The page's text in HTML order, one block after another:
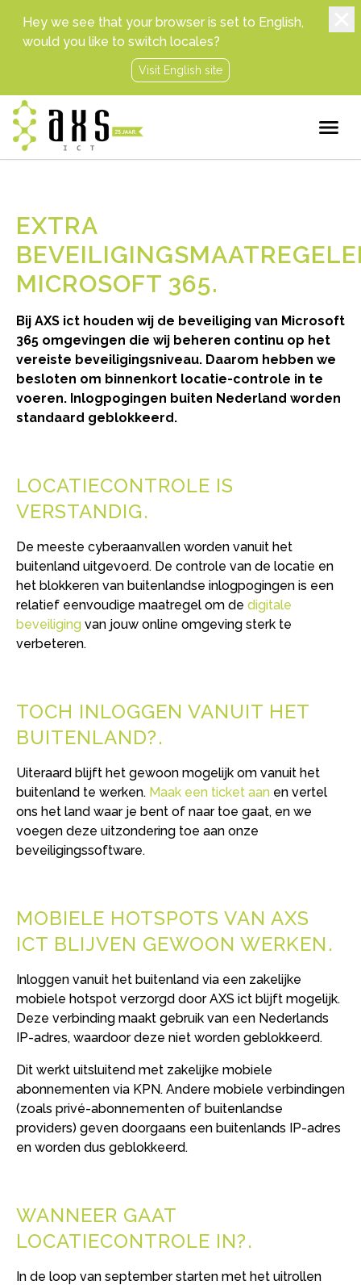
Hey we see that your browser is set to English,
would you like to switch locales?
Visit English site
EXTRA
MICROSOFT 365
Bij AXS ict houden wij de beveiliging van Microsoft
365 omgevingen die wij beheren continu op het
vereiste beveiligingsniveau. Daarom hebben we
besloten om binnenkort locatie-controle in te
voeren. Inlogpogingen buiten Nederland worden
standaard geblokkeerd.
LOCATIECONTROLE IS
VERSTANDIG
De meeste cyberaanvallen worden vanuit het
buitenland uitgevoerd. De controle van de locatie en
het blokkeren van buitenlandse inlogpogingen is een
relatief eenvoudige maatregel om de digitale
beveiliging van jouw online omgeving sterk te
verbeteren.
TOCH INLOGGEN VANUIT HET
BUITENLAND?
Uiteraard blijft het gewoon mogelijk om vanuit het
buitenland te werken. Maak een ticket aan en vertel
ons het land waar je bent of naar toe gaat, en we
voegen deze uitzondering toe aan onze
beveiligingssoftware.
MOBIELE HOTSPOTS VAN AXS
ICT BLIJVEN GEWOON WERKEN
Inloggen vanuit het buitenland via een zakelijke
mobiele hotspot verzorgd door AXS ict blijft mogelijk.
Deze verbinding maakt gebruik van een Nederlands
IP-adres, waardoor deze niet worden geblokkeerd.
Dit werkt uitsluitend met zakelijke mobiele
abonnementen via KPN. Andere mobiele verbindingen
(zoals privé-abonnementen of buitenlandse
providers) geven doorgaans een buitenlands IP-adres
en worden dus geblokkeerd.
WANNEER GAAT
LOCATIECONTROLE IN?
In de loop van september starten met het uitrollen